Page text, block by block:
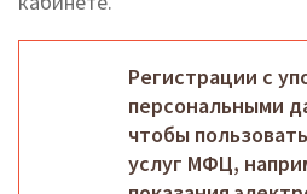
Регистрации с
персональными
чтобы
услуг МФЦ,